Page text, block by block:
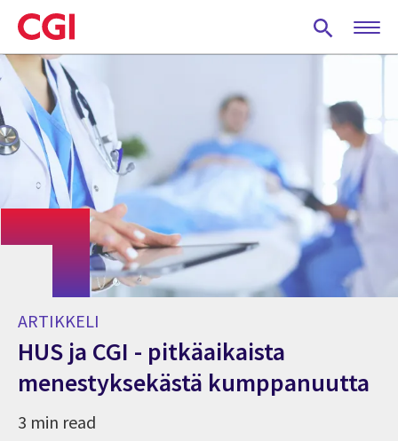
Skip
to
main
content
ARTIKKELI
HUS ja CGI - pitkäaikaista
menestyksekästä kumppanuutta
3 min read